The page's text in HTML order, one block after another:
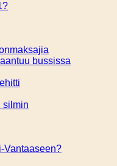
bussissa
silmin
Vantaaseen?